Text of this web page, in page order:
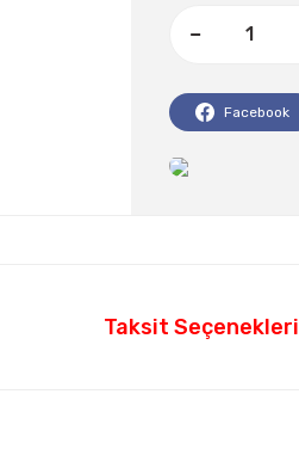
Facebook
Taksit Seçenekleri